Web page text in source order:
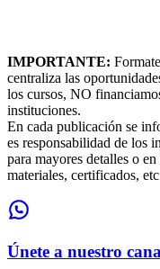
IMPORTANTE:
centraliza las
los cursos, NO
instituciones.
En cada publicación se
es responsabilidad de los
para mayores detalles o
materiales, certificados, etc
Únete a nuestro